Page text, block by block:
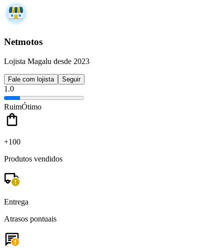
Netmotos
Lojista Magalu desde 2023
Fale com lojista Seguir
1.0
RuimÓtimo
+100
Produtos vendidos
Entrega
Atrasos pontuais